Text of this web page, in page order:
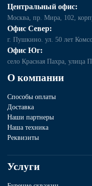
О компании
Способы оплаты
Доставка
Наши партнеры
Наша техника
Реквизиты
Услуги
Центральный офис:
Москва, пр. Мира, 102,
Офис Север:
г. Пушкино. ул. 50 лет
Офис Юг:
село Красная Пахра, улица